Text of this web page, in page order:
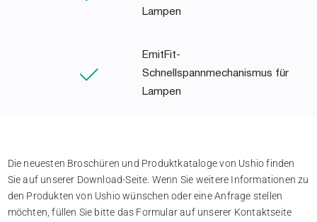
Lampen
EmitFit-
Schnellspannmechanismus für
Lampen
Die neuesten Broschüren und Produktkataloge von Ushio finden
Sie auf unserer Download-Seite. Wenn Sie weitere Informationen zu
den Produkten von Ushio wünschen oder eine Anfrage stellen
möchten, füllen Sie bitte das Formular auf unserer Kontaktseite